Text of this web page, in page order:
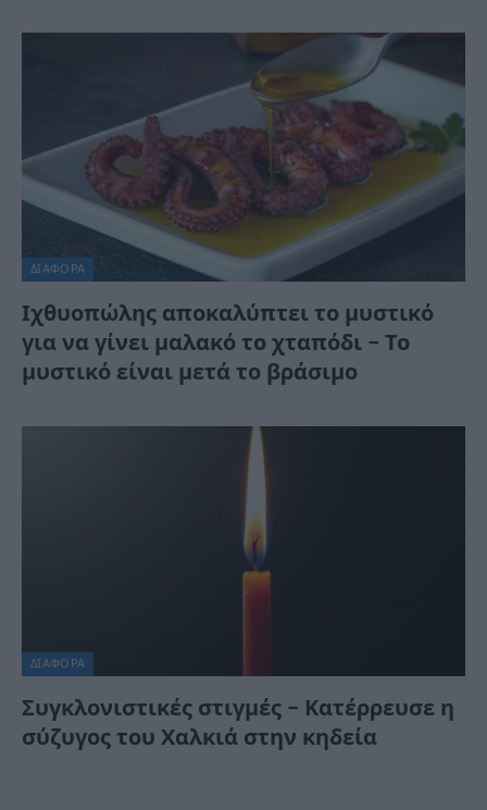
ΔΙΆΦΟΡΑ
Ιχθυοπώλης αποκαλύπτει το μυστικό
για να γίνει μαλακό το χταπόδι – Το
μυστικό είναι μετά το βράσιμο
ΔΙΆΦΟΡΑ
Συγκλονιστικές στιγμές – Κατέρρευσε η
σύζυγος του Χαλκιά στην κηδεία